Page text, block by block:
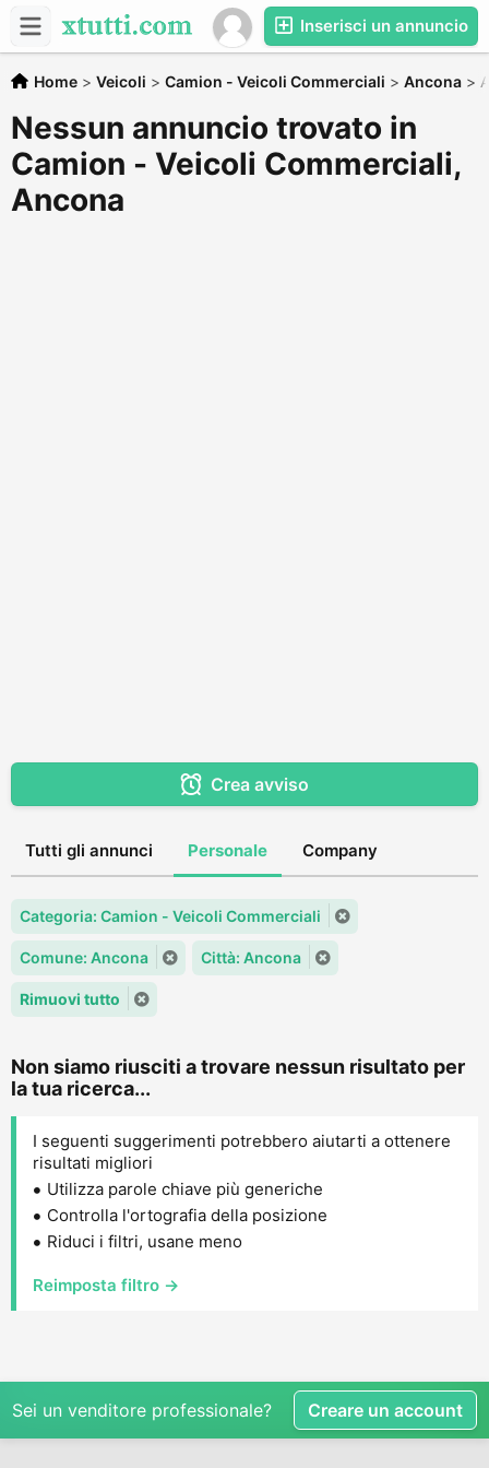
Inserisci un annuncio
Home > Veicoli > Camion - Veicoli Commerciali > Ancona >
Nessun annuncio trovato in
Camion - Veicoli Commerciali,
Ancona
Crea avviso
Tutti gli annunci Personale Company
Categoria: Camion - Veicoli Commerciali
Comune: Ancona Città: Ancona
Rimuovi tutto
Non siamo riusciti a trovare nessun risultato per
la tua ricerca...
I seguenti suggerimenti potrebbero aiutarti a ottenere
risultati migliori
Utilizza parole chiave più generiche
Controlla l'ortografia della posizione
Riduci i filtri, usane meno
Reimposta filtro →
Sei un venditore professionale? Creare un account